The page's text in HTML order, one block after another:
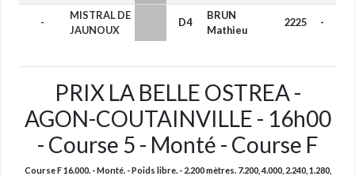
-
MISTRAL DE
JAUNOUX
D4
BRUN
Mathieu
2225 -
PRIX LA BELLE OSTREA -
AGON-COUTAINVILLE - 16h00
- Course 5 - Monté - Course F
Course F 16.000. - Monté. - Poids libre. - 2.200 mètres. 7.200, 4.000, 2.240, 1.280,